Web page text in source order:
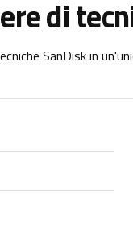
di
SanDiskin